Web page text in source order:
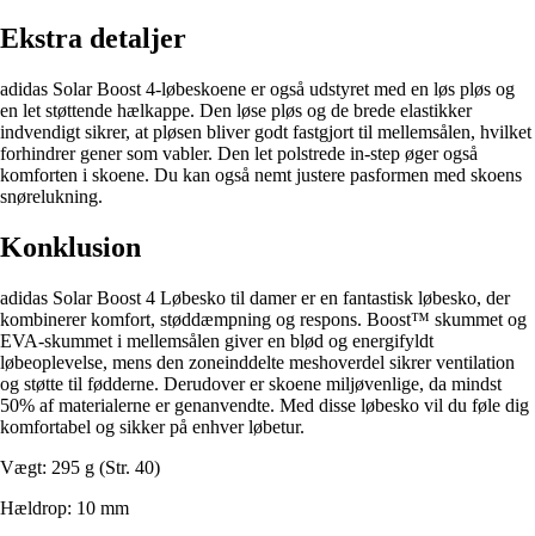
Ekstra detaljer
adidas Solar Boost 4-løbeskoene er også udstyret med en løs pløs og
en let støttende hælkappe. Den løse pløs og de brede elastikker
indvendigt sikrer, at pløsen bliver godt fastgjort til mellemsålen, hvilket
forhindrer gener som vabler. Den let polstrede in-step øger også
komforten i skoene. Du kan også nemt justere pasformen med skoens
snørelukning.
Konklusion
adidas Solar Boost 4 Løbesko til damer er en fantastisk løbesko, der
kombinerer komfort, støddæmpning og respons. Boost™ skummet og
EVA-skummet i mellemsålen giver en blød og energifyldt
løbeoplevelse, mens den zoneinddelte meshoverdel sikrer ventilation
og støtte til fødderne. Derudover er skoene miljøvenlige, da mindst
50% af materialerne er genanvendte. Med disse løbesko vil du føle dig
komfortabel og sikker på enhver løbetur.
Vægt: 295 g (Str. 40)
Hældrop: 10 mm